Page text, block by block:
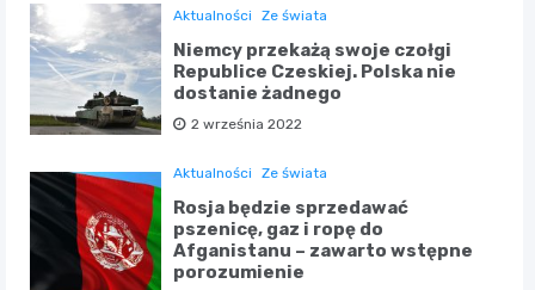
Aktualności Ze świata
Niemcy przekażą swoje czołgi
Republice Czeskiej. Polska nie
dostanie żadnego
2 września 2022
Aktualności Ze świata
Rosja będzie sprzedawać
pszenicę, gaz i ropę do
Afganistanu – zawarto wstępne
porozumienie